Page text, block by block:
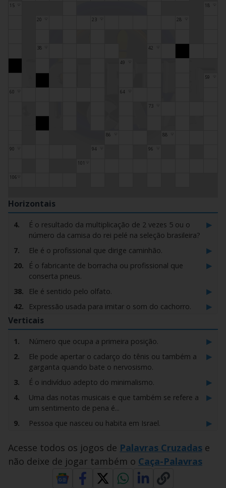
15 18
20 23 28
38 42
49
59
60 64
73
86 88
90 94 96
101
106
Horizontais
4.
É o resultado da multiplicação de 2 vezes 5 ou o
número da camisa do rei pelé na seleção brasileira?
▶
7. Ele é o profissional que dirige caminhão. ▶
20.
É o fabricante de borracha ou profissional que
conserta pneus.
▶
38. Ele é sentido pelo olfato. ▶
42. Expressão usada para imitar o som do cachorro. ▶
60. Utensílio popular usado na cozinha para puxar água
da pia.
64.
É um sistema de freio de carros que é
popularmente conhecido por essa sigla.
▶
Em uma conversa é uma manifestação de afeto. No
guarda-roupa, um traje masculino.
86.
Expressão tipicamente mineira de espanto,
admiração, surpresa susto ou impaciência
▶
88.
É a famosa sigla pra qualquer objeto voador não
▶
90. Assim é chamada a mulher de cabelos loiros. ▶
101. No celular tem e hoje em dia quase ninguém vive
Verticais
1. Número que ocupa a primeira posição. ▶
2.
Ele pode apertar o cadarço do tênis ou também a
garganta quando bate o nervosismo.
▶
3. É o indivíduo adepto do minimalismo. ▶
4.
Uma das notas musicais e que também se refere a
um sentimento de pena é...
▶
9. Pessoa que nasceu ou habita em Israel. ▶
de Sábado à Noite e Pulp Fiction.
18. Típica festa feita na praia com comida, bebida,
fogueira, música ao vivo.
Acesse todos os jogos de Palavras Cruzadas e
não deixe de jogar também o Caça-Palavras